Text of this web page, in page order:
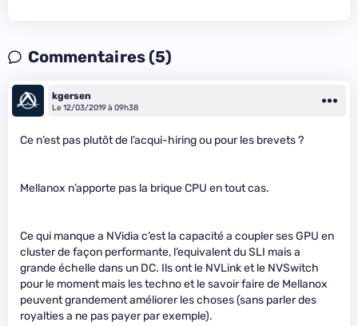
Commentaires (5)
kgersen
Le 12/03/2019 à 09h38
Ce n’est pas plutôt de l’acqui-hiring ou pour les brevets ?
Mellanox n’apporte pas la brique CPU en tout cas.
Ce qui manque a NVidia c’est la capacité a coupler ses GPU en
cluster de façon performante, l’equivalent du SLI mais a
grande échelle dans un DC. Ils ont le NVLink et le NVSwitch
pour le moment mais les techno et le savoir faire de Mellanox
peuvent grandement améliorer les choses (sans parler des
royalties a ne pas payer par exemple).